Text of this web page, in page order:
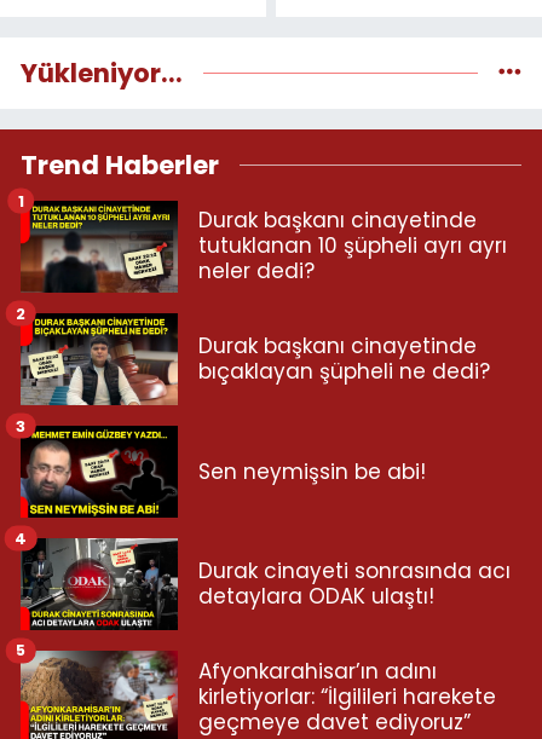
Yükleniyor...
Trend Haberler
Durak başkanı cinayetinde
tutuklanan 10 şüpheli ayrı ayrı
neler dedi?
1
Durak başkanı cinayetinde
bıçaklayan şüpheli ne dedi?
2
Sen neymişsin be abi!
3
Durak cinayeti sonrasında acı
detaylara ODAK ulaştı!
4
Afyonkarahisar’ın adını
kirletiyorlar: “İlgilileri harekete
geçmeye davet ediyoruz”
5